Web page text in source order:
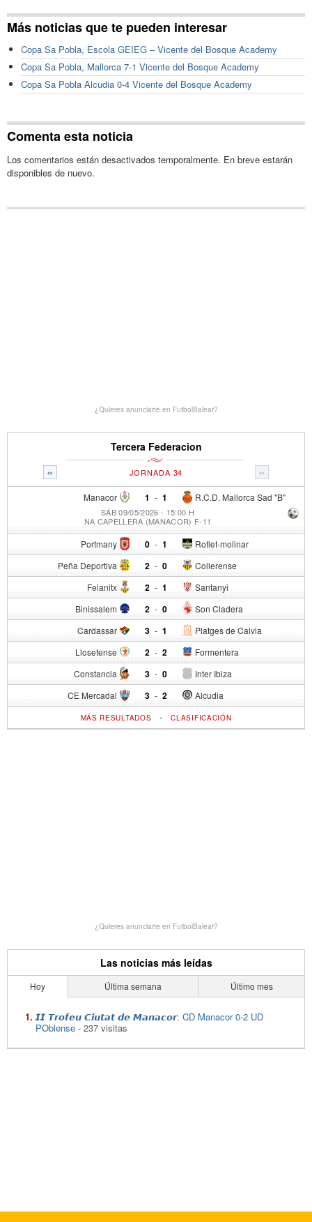
Más noticias que te pueden interesar
Copa Sa Pobla, Escola GEIEG – Vicente del Bosque Academy
Copa Sa Pobla, Mallorca 7-1 Vicente del Bosque Academy
Copa Sa Pobla Alcudia 0-4 Vicente del Bosque Academy
Comenta esta noticia
Los comentarios están desactivados temporalmente. En breve estarán
disponibles de nuevo.
¿Quieres anunciarte en FutbolBalear?
Tercera Federacion
« »
JORNADA 34
Manacor 1 - R.C.D. Mallorca Sad "B"
1
SÁB 09/05/2026 - 15:00 H
NA CAPELLERA (MANACOR) F-11
Portmany 0 - Rotlet-molinar
1
Peña Deportiva 2 - Collerense
0
Felanitx 2 - Santanyi
1
Binissalem 2 - Son Cladera
0
Cardassar 3 - Platges de Calvia
1
Llosetense 2 - Formentera
2
Constancia 3 - Inter Ibiza
0
CE Mercadal 3 - Alcudia
2
MÁS RESULTADOS -CLASIFICACIÓN
¿Quieres anunciarte en FutbolBalear?
Las noticias más leídas
Hoy Última semana Último mes
𝙄𝙄 𝙏𝙧𝙤𝙛𝙚𝙪 𝘾𝙞𝙪𝙩𝙖𝙩 𝙙𝙚 𝙈𝙖𝙣𝙖𝙘𝙤𝙧: CD Manacor 0-2 UD
POblense - 237 visitas